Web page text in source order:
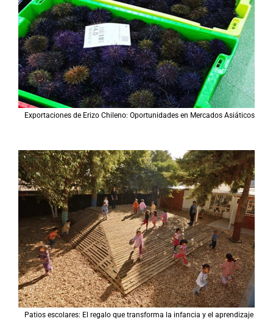
Exportaciones de Erizo Chileno: Oportunidades en Mercados Asiáticos
Patios escolares: El regalo que transforma la infancia y el aprendizaje